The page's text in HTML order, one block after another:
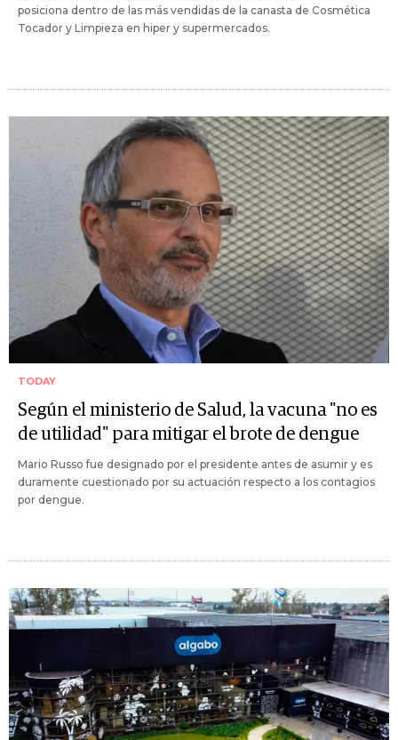
posiciona dentro de las más vendidas de la canasta de Cosmética
Tocador y Limpieza en hiper y supermercados.
TODAY
Según el ministerio de Salud, la vacuna "no es
de utilidad" para mitigar el brote de dengue
Mario Russo fue designado por el presidente antes de asumir y es
duramente cuestionado por su actuación respecto a los contagios
por dengue.